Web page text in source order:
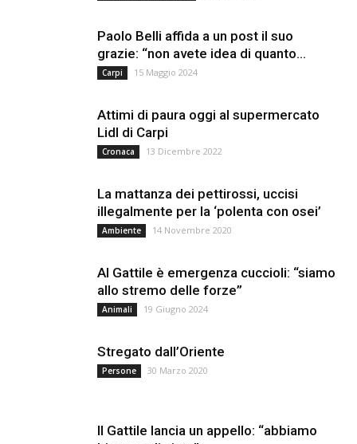
Paolo Belli affida a un post il suo
grazie: “non avete idea di quanto...
Carpi 15 Maggio 2024
Attimi di paura oggi al supermercato
Lidl di Carpi
Cronaca 13 Dicembre 2022
La mattanza dei pettirossi, uccisi
illegalmente per la ‘polenta con osei’
Ambiente 14 Novembre 2020
Al Gattile è emergenza cuccioli: “siamo
allo stremo delle forze”
Animali 19 Giugno 2024
Stregato dall’Oriente
Persone 30 Marzo 2020
Il Gattile lancia un appello: “abbiamo